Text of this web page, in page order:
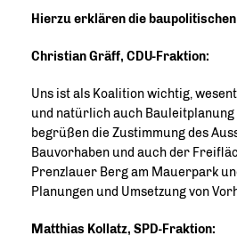
Hierzu erklären die
Christian Gräff, CDU-Fraktion:
Uns ist als Koalition wichtig,
und natürlich auch
begrüßen die Zustimmung des
Bauvorhaben und auch der
Prenzlauer Berg am Mauerpark
Planungen und Umsetzung von
Matthias Kollatz, SPD-Fraktion: